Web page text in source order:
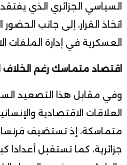
السياسي الجزائري الذي
اتخاذ القرار، إلى جانب
العسكرية في إدارة الملفات
اقتصاد متماسك رغم الخلاف
وفي مقابل هذا التصعيد
العلاقات الاقتصادية
متماسكة، إذ تستضيف فرنسا
جزائرية، كما تستقبل أعدادا